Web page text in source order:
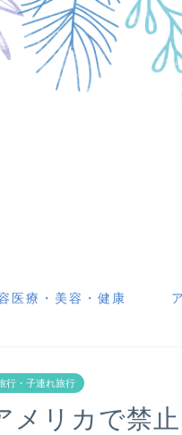
医療・美容・健康
行・子連れ旅行
メリカで禁